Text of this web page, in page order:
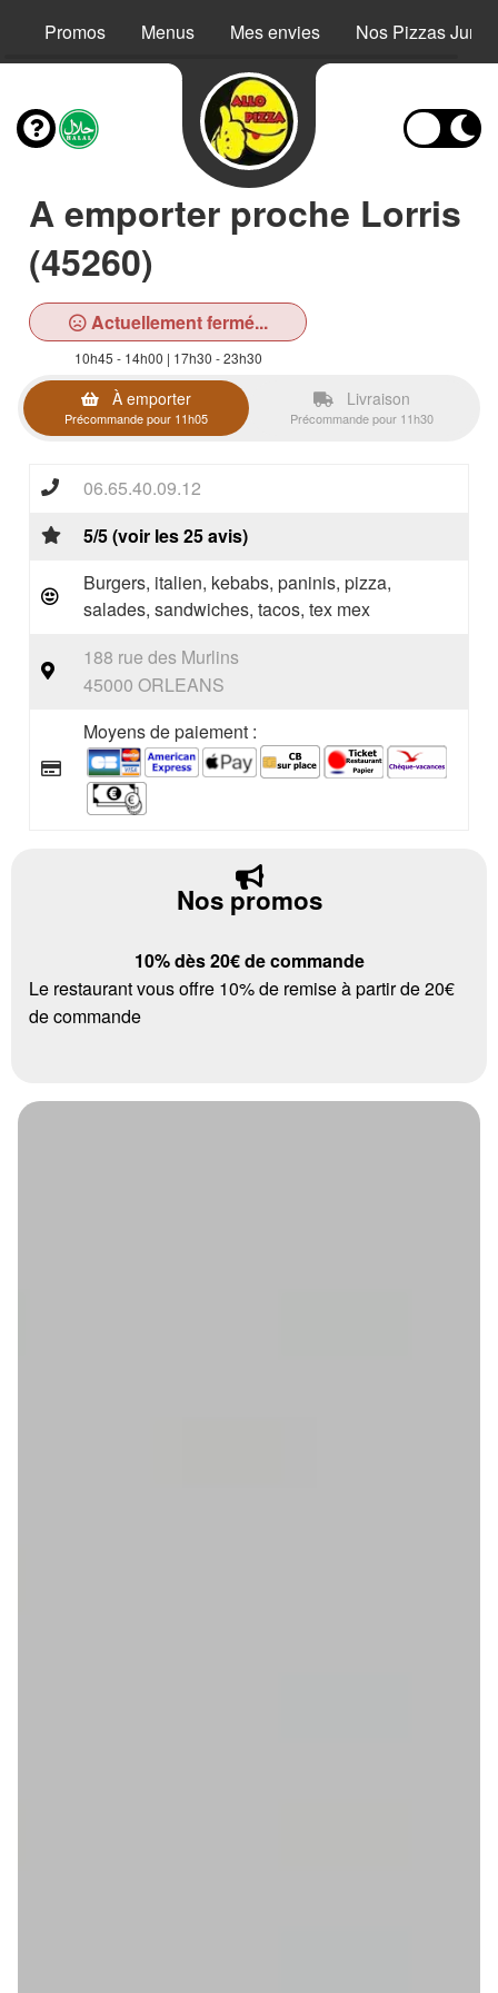
Promos Menus Mes envies Nos Pizzas Junior
A emporter proche Lorris
(45260)
Actuellement fermé...
10h45 - 14h00 | 17h30 - 23h30
À emporter
Précommande pour 11h05
Livraison
Précommande pour 11h30
06.65.40.09.12
5/5 (voir les 25 avis)
Burgers, italien, kebabs, paninis, pizza,
salades, sandwiches, tacos, tex mex
188 rue des Murlins
45000 ORLEANS
Moyens de paiement :
Nos promos
10% dès 20€ de commande
Le restaurant vous offre 10% de remise à partir de 20€
de commande